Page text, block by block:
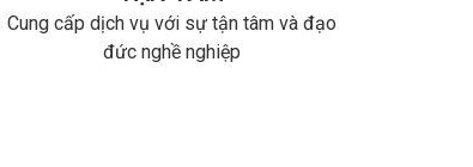
Cung cấp dịch vụ với sự tận tâm và đạo
đức nghề nghiệp